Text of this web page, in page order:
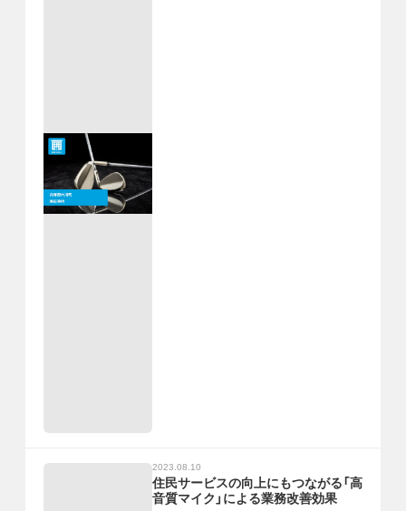
2023.08.10
住民サービスの向上にもつながる「高
音質マイク」による業務改善効果